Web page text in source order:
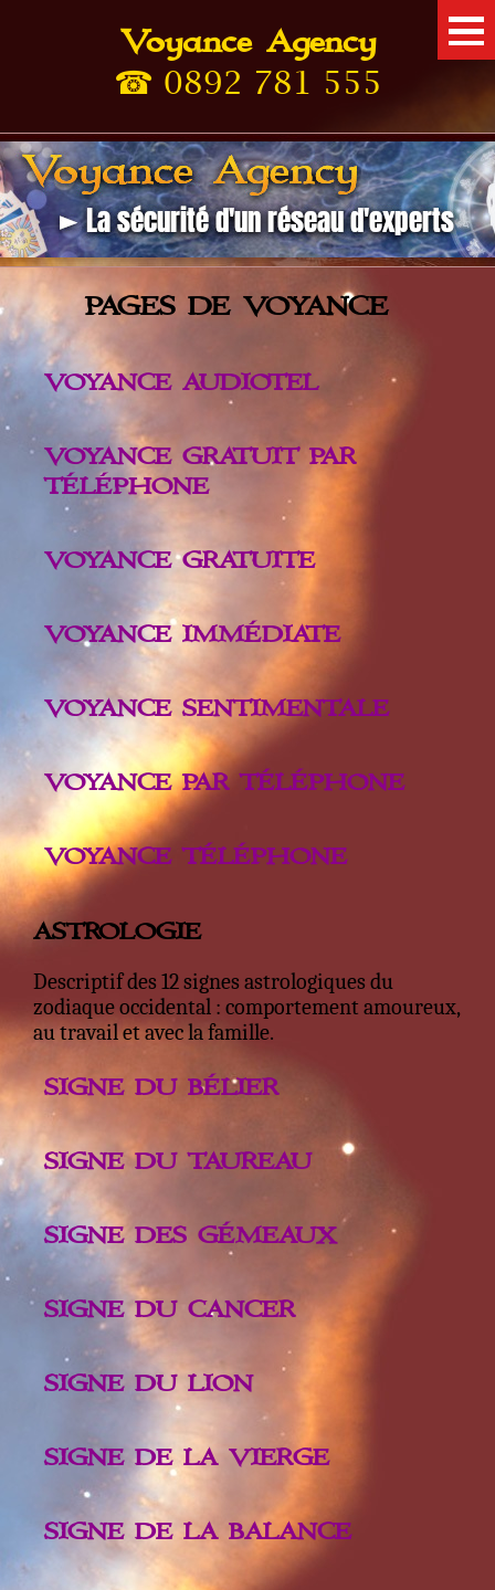
Voyance Agency
☎ 0892 781 555
Tarots
Numérologie
Paranormal
Voyance
PAGES DE VOYANCE
VOYANCE AUDIOTEL
VOYANCE GRATUIT PAR
TÉLÉPHONE
VOYANCE GRATUITE
VOYANCE IMMÉDIATE
VOYANCE SENTIMENTALE
VOYANCE PAR TÉLÉPHONE
VOYANCE TÉLÉPHONE
ASTROLOGIE
Descriptif des 12 signes astrologiques du
zodiaque occidental : comportement amoureux,
au travail et avec la famille.
SIGNE DU BÉLIER
SIGNE DU TAUREAU
SIGNE DES GÉMEAUX
SIGNE DU CANCER
SIGNE DU LION
SIGNE DE LA VIERGE
SIGNE DE LA BALANCE